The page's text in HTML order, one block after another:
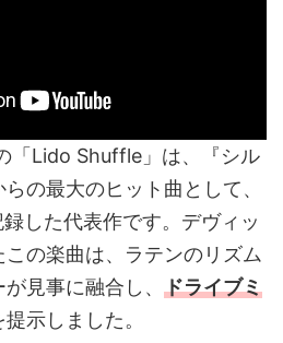
「Lido Shuffle」は、『シル
の最大のヒット曲として、
した代表作です。デヴィッ
この楽曲は、ラテンのリズム
見事に融合し、 ドライブミ
提示しました。